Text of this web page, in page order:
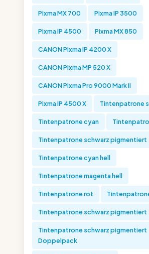
Pixma MX 700 Pixma IP 3500
Pixma IP 4500 Pixma MX 850
CANON Pixma IP 4200 X
CANON Pixma MP 520 X
CANON Pixma Pro 9000 Mark II
Pixma IP 4500 X Tintenpatrone
Tintenpatrone cyan
Tintenpatrone schwarz pigmentiert
Tintenpatrone cyan hell
Tintenpatrone magenta hell
Tintenpatrone rot
Tintenpatrone schwarz pigmentiert
Tintenpatrone schwarz pigmentiert
Doppelpack